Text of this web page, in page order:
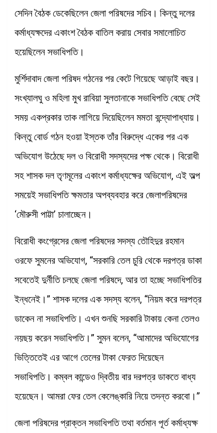
সেদিন বৈঠক ডেকেছিলেন জেলা পরিষদের সচিব। কিন্তু দলের
কর্মাধ্যক্ষদের একাংশ বৈঠক বাতিল করায় সেবার সমালোচিত
হয়েছিলেন সভাধিপতি।
মুর্শিদাবাদ জেলা পরিষদ গঠনের পর কেটে গিয়েছে আড়াই বছর।
সংখ্যালঘু ও মহিলা মুখ রাবিয়া সুলতানাকে সভাধিপতি বেছে সেই
সময় একপ্রকার তাক লাগিয়ে দিয়েছিলেন মমতা বন্দ্যোপাধ্যায়।
কিন্তু বোর্ড গঠন হওয়া ইস্তক তাঁর বিরুদ্ধে একের পর এক
অভিযোগ উঠেছে দল ও বিরোধী সদস্যদের পক্ষ থেকে। বিরোধী
সহ শাসক দল তৃণমূলের একাংশ কর্মাধ্যক্ষের অভিযোগ, এই অল্প
সময়েই সভাধিপতি ক্ষমতার অপব্যবহার করে জেলাপরিষদের
‘মৌরুসী পাট্টা’ চালাচ্ছেন।
বিরোধী কংগ্রেসের জেলা পরিষদের সদস্য তৌহিদুর রহমান
ওরফে সুমনের অভিযোগ, “সরকারি তেল চুরি থেকে দরপত্র ডাকা
সবেতেই দুর্নীতি চলছে জেলা পরিষদে, আর তা হচ্ছে সভাধিপতির
ইন্ধনেই।” শাসক দলের এক সদস্য বলেন, “নিয়ম করে দরপত্র
ডাকেন না সভাধিপতি। এখন শুনছি সরকারি টাকায় কেনা তেলও
নয়ছয় করেন সভাধিপতি।” সুমন বলেন, “আমাদের অভিযোগের
ভিত্তিতেই এর আগে তেলের টাকা ফেরত দিয়েছেন
সভাধিপতি। কম্বল কান্ডেও দ্বিতীয় বার দরপত্র ডাকতে বাধ্য
হয়েছেন। আমরা ফের তেল কেলেঙ্কারি নিয়ে তদন্ত করবো।”
জেলা পরিষদের প্রাক্তন সভাধিপতি তথা বর্তমান পূর্ত কর্মাধ্যক্ষ